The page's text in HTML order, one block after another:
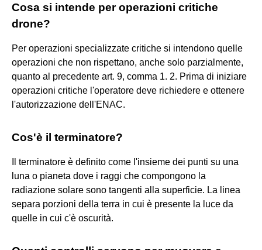
Cosa si intende per operazioni critiche
drone?
Per operazioni specializzate critiche si intendono quelle
operazioni che non rispettano, anche solo parzialmente,
quanto al precedente art. 9, comma 1. 2. Prima di iniziare
operazioni critiche l'operatore deve richiedere e ottenere
l'autorizzazione dell'ENAC.
Cos'è il terminatore?
Il terminatore è definito come l'insieme dei punti su una
luna o pianeta dove i raggi che compongono la
radiazione solare sono tangenti alla superficie. La linea
separa porzioni della terra in cui è presente la luce da
quelle in cui c'è oscurità.